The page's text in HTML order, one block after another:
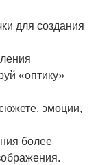
для создания
«оптику»
эмоции,
более